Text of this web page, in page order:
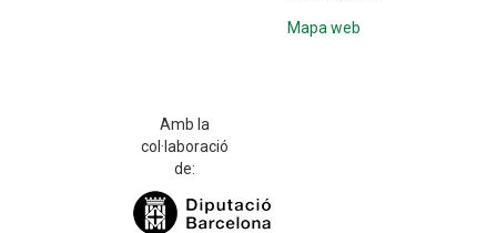
Mapa web
Amb la
col·laboració
de: